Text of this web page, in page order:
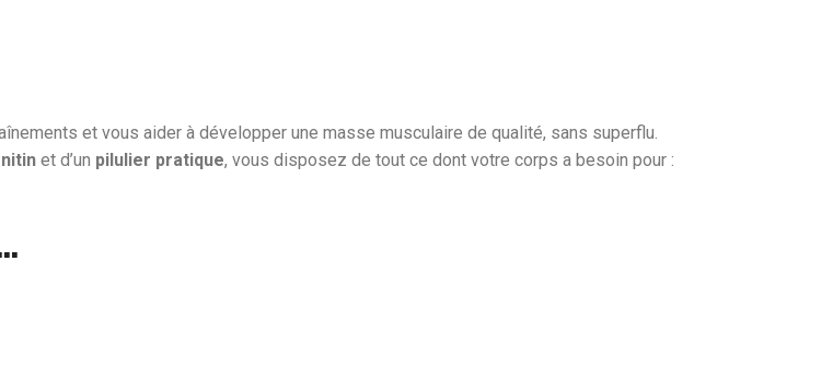
et vous aider à développer une masse musculaire de qualité, sans superflu.
et d’un pilulier pratique, vous disposez de tout ce dont votre corps a besoin pour :